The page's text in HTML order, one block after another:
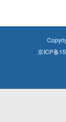
京ICP备